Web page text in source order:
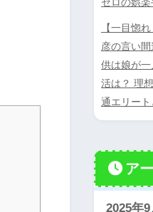
ゼロの娯楽
【一目惚
彦の言い
供は娘が一
活は？ 理
通エリー
ア
2025年9